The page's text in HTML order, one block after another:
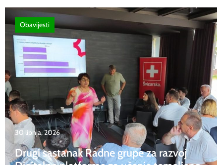
30 lipnja, 2026
Drugi sastanak Radne grupe za razvoj
Obavijesti